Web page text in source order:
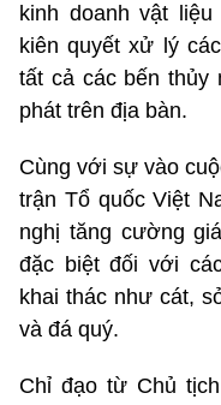
kinh doanh vật
kiên quyết xử lý
tất cả các bến thủy
phát trên địa bàn.
Cùng với sự vào
trận Tổ quốc Việt
nghị tăng cường
đặc biệt đối với
khai thác như cát,
và đá quý.
Chỉ đạo từ Chủ